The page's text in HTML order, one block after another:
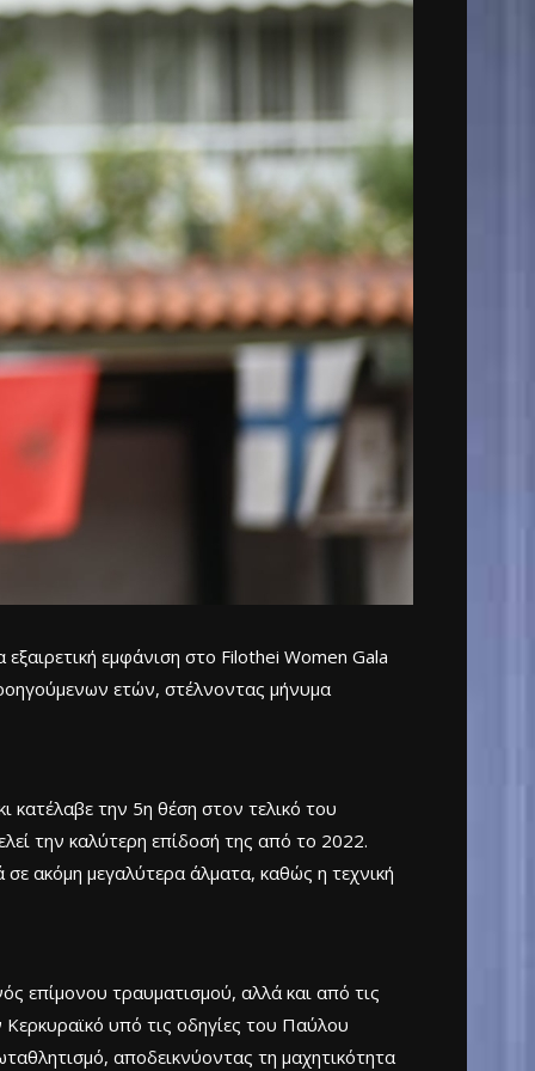
εμφάνιση στο Filothei Women Gala
ετών, στέλνοντας μήνυμα
την 5η θέση στον τελικό του
την καλύτερη επίδοσή της από το 2022.
ακόμη μεγαλύτερα άλματα, καθώς η τεχνική
επίμονου τραυματισμού, αλλά και από τις
υπό τις οδηγίες του Παύλου
αποδεικνύοντας τη μαχητικότητα